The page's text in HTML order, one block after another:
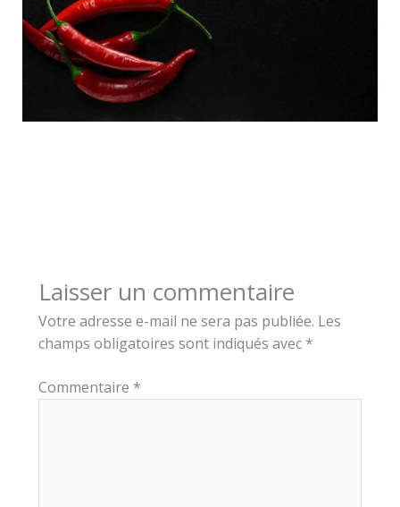
Laisser un commentaire
Votre adresse e-mail ne sera pas publiée. Les
champs obligatoires sont indiqués avec *
Commentaire *